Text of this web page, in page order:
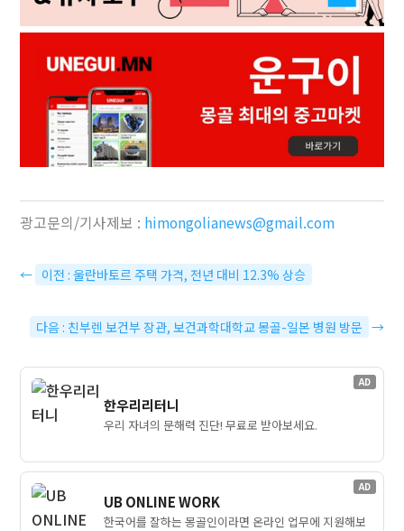
광고문의/기사제보 : himongolianews@gmail.com
← 이전 : 울란바토르 주택 가격, 전년 대비 12.3% 상승
다음 : 친부렌 보건부 장관, 보건과학대학교 몽골-일본 병원 방문 →
AD
한우리리터니
우리 자녀의 문해력 진단! 무료로 받아보세요.
AD
UB ONLINE WORK
한국어를 잘하는 몽골인이라면 온라인 업무에 지원해보